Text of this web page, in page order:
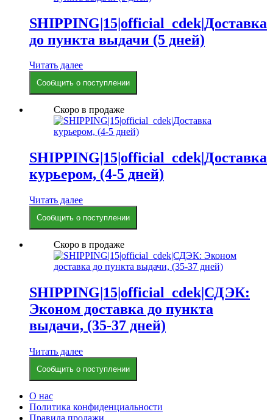
SHIPPING|15|official_cdek|Доставка
до пункта выдачи (5 дней)
Читать далее
Сообщить о поступлении
Скоро в продаже
SHIPPING|15|official_cdek|Доставка
курьером, (4-5 дней)
Читать далее
Сообщить о поступлении
Скоро в продаже
SHIPPING|15|official_cdek|СДЭК:
Эконом доставка до пункта
выдачи, (35-37 дней)
Читать далее
Сообщить о поступлении
О нас
Политика конфиденциальности
Правила продажи